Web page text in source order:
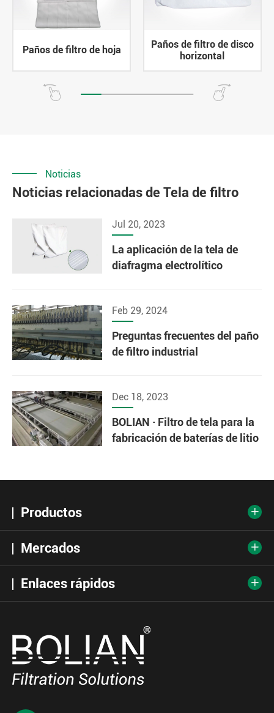
Paños de filtro de hoja
Paños de filtro de disco
horizontal
Noticias
Noticias relacionadas de Tela de filtro
Jul 20, 2023
La aplicación de la tela de
diafragma electrolítico
Feb 29, 2024
Preguntas frecuentes del paño
de filtro industrial
Dec 18, 2023
BOLIAN · Filtro de tela para la
fabricación de baterías de litio
Productos 
Mercados 
Enlaces rápidos 